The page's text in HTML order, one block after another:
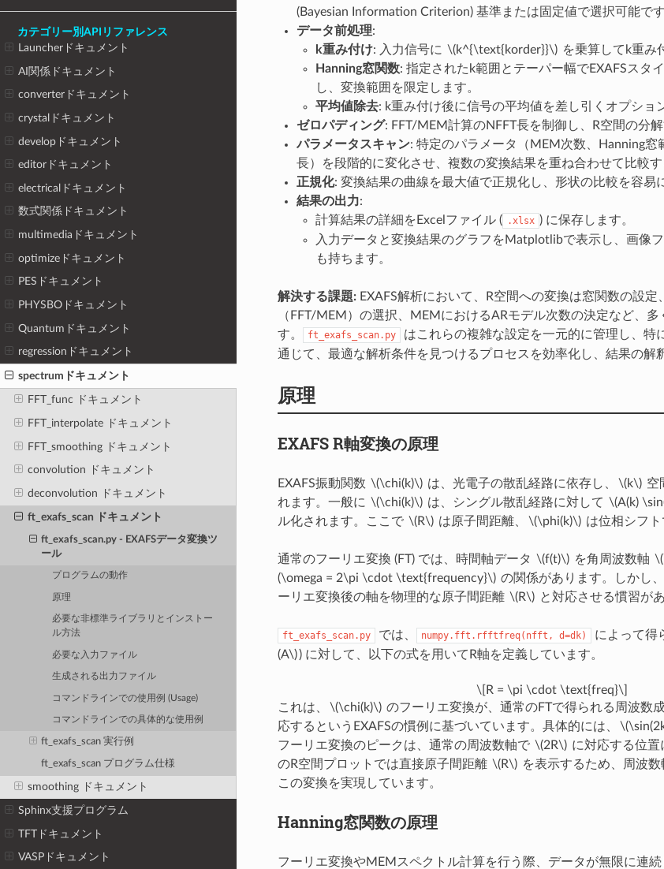
カテゴリー別APIリファレンス
Launcherドキュメント
AI関係ドキュメント
converterドキュメント
crystalドキュメント
developドキュメント
editorドキュメント
electricalドキュメント
数式関係ドキュメント
multimediaドキュメント
optimizeドキュメント
PESドキュメント
PHYSBOドキュメント
Quantumドキュメント
regressionドキュメント
spectrumドキュメント
FFT_func ドキュメント
FFT_interpolate ドキュメント
FFT_smoothing ドキュメント
convolution ドキュメント
deconvolution ドキュメント
ft_exafs_scan ドキュメント
ft_exafs_scan.py - EXAFSデータ変換ツ
ール
プログラムの動作
原理
必要な非標準ライブラリとインストー
ル方法
必要な入力ファイル
生成される出力ファイル
コマンドラインでの使用例 (Usage)
コマンドラインでの具体的な使用例
ft_exafs_scan 実行例
ft_exafs_scan プログラム仕様
smoothing ドキュメント
Sphinx支援プログラム
TFTドキュメント
VASPドキュメント
(Bayesian Information Criterion) 基準または固定値で選択可能です
データ前処理:
k重み付け: 入力信号に \(k^{\text{korder}}\) を乗算してk重み
Hanning窓関数: 指定されたk範囲とテーパー幅でEXAFSスタ
し、変換範囲を限定します。
平均値除去: k重み付け後に信号の平均値を差し引くオプショ
ゼロパディング: FFT/MEM計算のNFFT長を制御し、R空間の分解
パラメータスキャン: 特定のパラメータ（MEM次数、Hanning窓
長）を段階的に変化させ、複数の変換結果を重ね合わせて比較す
正規化: 変換結果の曲線を最大値で正規化し、形状の比較を容易
結果の出力:
計算結果の詳細をExcelファイル ( .xlsx ) に保存します。
入力データと変換結果のグラフをMatplotlibで表示し、画像
も持ちます。
解決する課題:EXAFS解析において、R空間への変換は窓関数の設定
（FFT/MEM）の選択、MEMにおけるARモデル次数の決定など、多
す。
ft_exafs_scan.py
はこれらの複雑な設定を一元的に管理し、特
通じて、最適な解析条件を見つけるプロセスを効率化し、結果の解
原理
EXAFS R軸変換の原理
EXAFS振動関数 \(\chi(k)\) は、光電子の散乱経路に依存し、 \(k\) 空
れます。一般に \(\chi(k)\) は、シングル散乱経路に対して \(A(k)
ル化されます。ここで \(R\) は原子間距離、 \(\phi(k)\) は位相シフト
通常のフーリエ変換 (FT) では、時間軸データ \(f(t)\) を角周波数軸
(\omega = 2\pi \cdot \text{frequency}\) の関係があります。しかし
ーリエ変換後の軸を物理的な原子間距離 \(R\) と対応させる慣習が
ft_exafs_scan.py では、 numpy.fft.rfftfreq(nfft, d=dk) によって得
(A\) ) に対して、以下の式を用いてR軸を定義しています。
\[R = \pi \cdot \text{freq}\]
これは、
\(\chi(k)\) のフーリエ変換が、通常のFTで得られる周波数
応するというEXAFSの慣例に基づいています。具体的には、
フーリエ変換のピークは、通常の周波数軸で \(2R\) に対応する位置
のR空間プロットでは直接原子間距離 \(R\) を表示するため、周波数
この変換を実現しています。
Hanning窓関数の原理
フーリエ変換やMEMスペクトル計算を行う際、データが無限に連